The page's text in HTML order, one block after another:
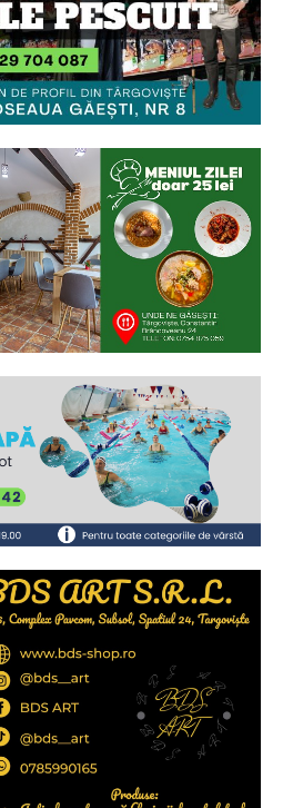
Ionuț Parghel